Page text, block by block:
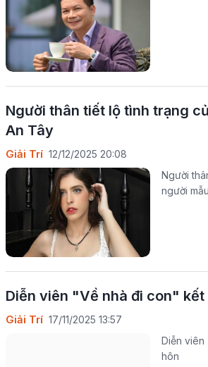
Người thân tiết lộ tình trạng
An Tây
Giải Trí 12/12/2025 20:08
Người
người
Diễn viên "Về nhà đi con" kết
Giải Trí 17/11/2025 13:57
Diễn
hôn